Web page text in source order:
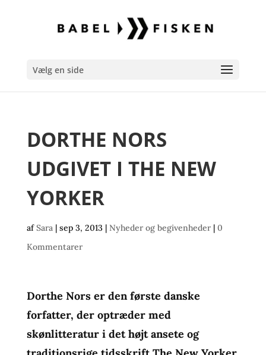
Vælg en side
DORTHE NORS
UDGIVET I THE NEW
YORKER
afSara| sep 3, 2013| Nyheder og begivenheder| 0
Kommentarer
Dorthe Nors er den første danske
forfatter, der optræder med
skønlitteratur i det højt ansete og